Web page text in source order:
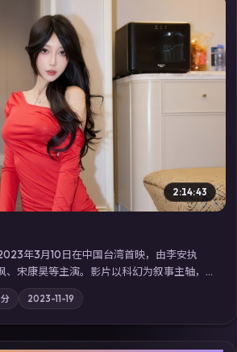
▶
2:14:43
年3月10日在中国台湾首映，由李安执
、宋康昊等主演。影片以科幻为叙事主轴，
不可撤回的连锁反应；摄影与配乐强化地域
「国产免费观看高清电视剧在线看」延展检
畅享高清在线追剧体验。
分 2023-11-19